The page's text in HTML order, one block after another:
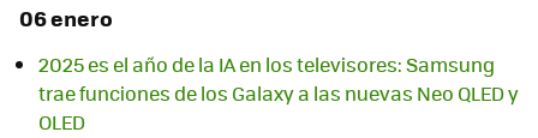
06 enero
2025 es el año de la IA en los televisores: Samsung
trae funciones de los Galaxy a las nuevas Neo QLED y
OLED